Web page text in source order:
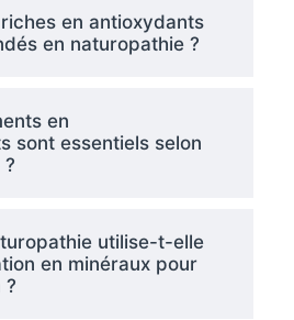
en antioxydants
en naturopathie ?
en
sont essentiels selon
utilise-t-elle
en minéraux pour
?